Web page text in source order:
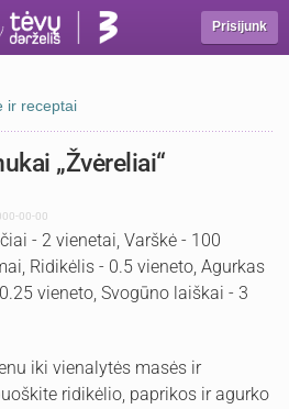
Prisijunk
ir receptai
„Žvėreliai“
00-00
- 2 vienetai, Varškė - 100
Ridikėlis - 0.5 vieneto, Agurkas
vieneto, Svogūno laiškai - 3
iki vienalytės masės ir
ridikėlio, paprikos ir agurko